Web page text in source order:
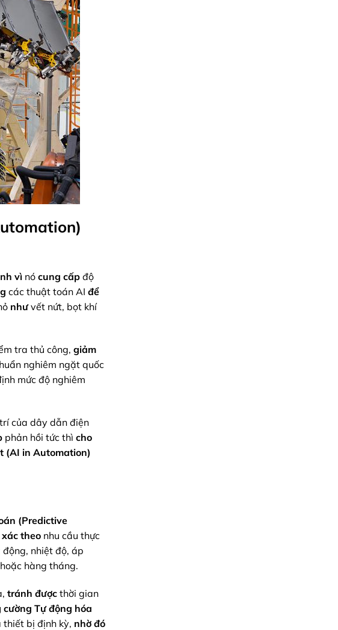
vì nó cung cấp độ
các thuật toán AI để
nhưvết nứt, bọt khí
tra thủ công, giảm
nghiêm ngặt quốc
mức độ nghiêm
của dây dẫn điện
phản hồi tức thì cho
(AI in Automation)
(Predictive
theo nhu cầu thực
nhiệt độ, áp
hàng tháng.
tránh được thời gian
cường Tự động hóa
thiết bị định kỳ, nhờ đó